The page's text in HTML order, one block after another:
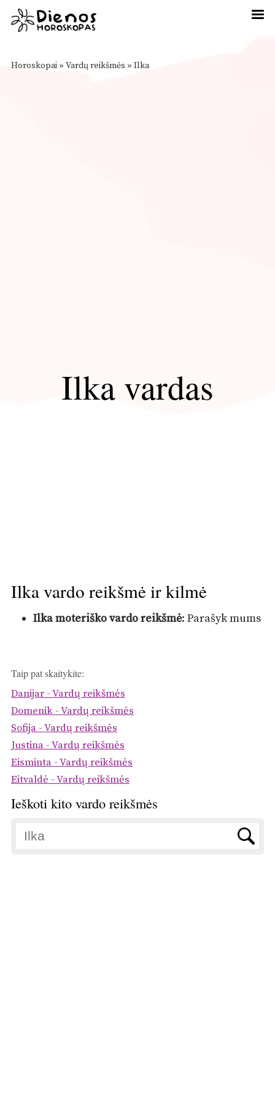
Horoskopai » Vardų reikšmės » Ilka
Ilka vardas
Ilka vardo reikšmė ir kilmė
Ilka moteriško vardo reikšmė: Parašyk mums
Taip pat skaitykite:
Danijar - Vardų reikšmės
Domenik - Vardų reikšmės
Sofija - Vardų reikšmės
Justina - Vardų reikšmės
Eisminta - Vardų reikšmės
Eitvaldė - Vardų reikšmės
Ieškoti kito vardo reikšmės